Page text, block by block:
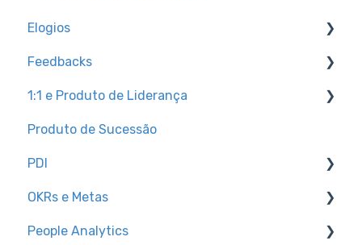
Elogios
Trilhas de conhecimento
Relatórios do produto
Tutoriais para colaboradores
Configurações para pessoas administradoras
Feedbacks
Configurações para admins
Trilhas de conhecimento
Tutoriais para colaboradores
Relatórios do produto
Inteligência Artificial
1:1 e Produto de Liderança
1:1
Registro de prioridade
Pulso de sentimento
Trilhas de conhecimento
Produto de Sucessão
PDI
Trilhas de conhecimento
Tutoriais para colaboradores
OKRs e Metas
Trilhas de conhecimento
People Analytics